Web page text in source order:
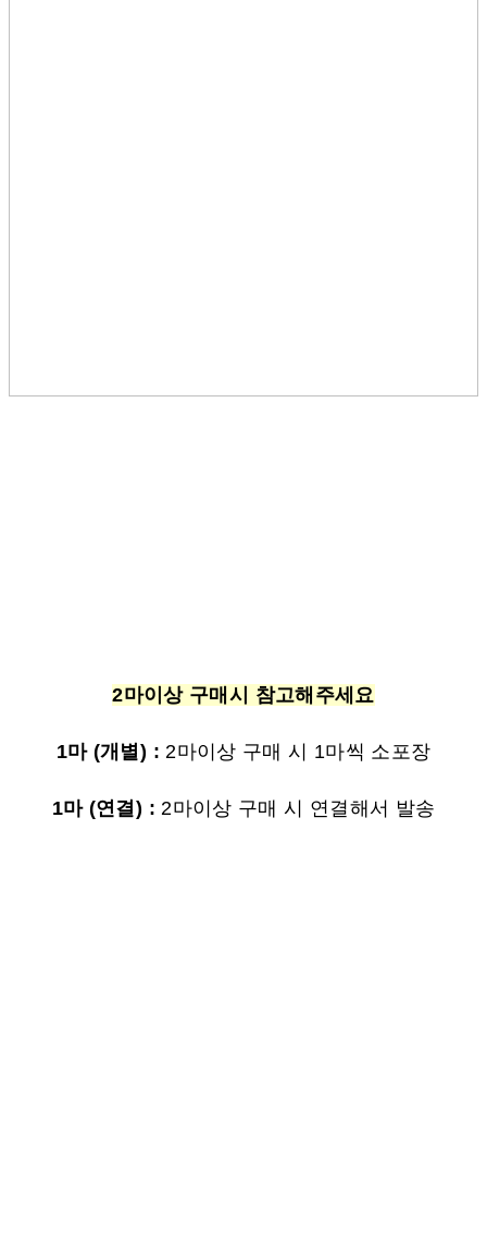
2마이상 구매시 참고해주세요
1마 (개별) :2마이상 구매 시 1마씩 소포장
1마 (연결) : 2마이상 구매 시 연결해서 발송